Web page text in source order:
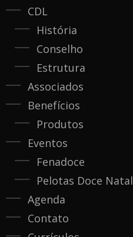
CDL
História
Conselho
Estrutura
Associados
Benefícios
Produtos
Eventos
Fenadoce
Pelotas Doce Natal
Agenda
Contato